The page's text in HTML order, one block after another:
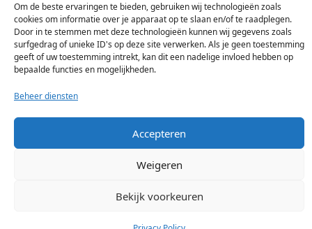
Om de beste ervaringen te bieden, gebruiken wij technologieën zoals
cookies om informatie over je apparaat op te slaan en/of te raadplegen.
Door in te stemmen met deze technologieën kunnen wij gegevens zoals
surfgedrag of unieke ID's op deze site verwerken. Als je geen toestemming
geeft of uw toestemming intrekt, kan dit een nadelige invloed hebben op
bepaalde functies en mogelijkheden.
Beheer diensten
Accepteren
Weigeren
Bekijk voorkeuren
(geen bezoekadres)
info@dutchlrs.nl
+31 45 2123953
2026 Dutch LRS